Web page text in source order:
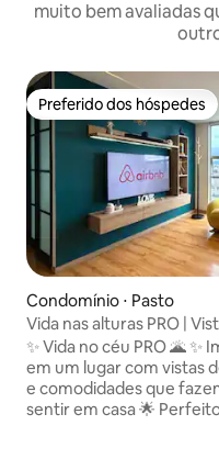
muito bem avaliadas
Preferido dos hóspedes
Preferido dos hóspedes
Condomínio ⋅ Pasto
Vida nas alturas PRO |
+ estacionamento
✨ Vida no céu PRO 🌋 ✨ Imagine acordar
em um lugar com vistas
e comodidades que
sentir em casa 🌟